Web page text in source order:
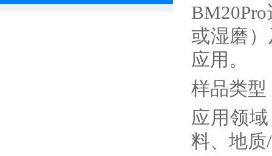
或湿磨
应用。
样品类
应用领
料、地